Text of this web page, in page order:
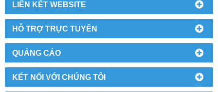
LIÊN KẾT WEBSITE
HỖ TRỢ TRỰC TUYẾN
QUẢNG CÁO
KẾT NỐI VỚI CHÚNG TÔI